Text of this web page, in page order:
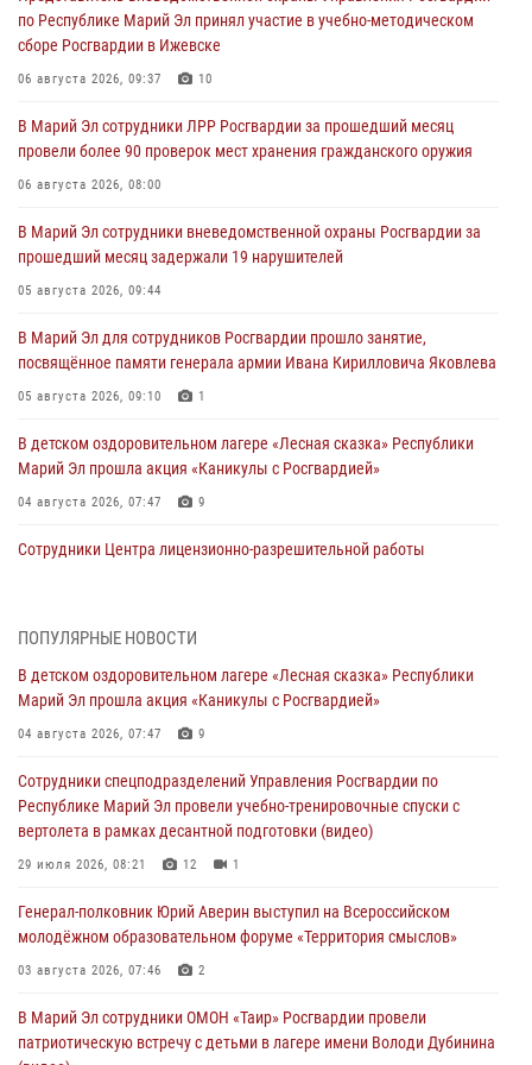
по Республике Марий Эл принял участие в учебно-методическом
сборе Росгвардии в Ижевске
06 августа 2026, 09:37 10
В Марий Эл сотрудники ЛРР Росгвардии за прошедший месяц
провели более 90 проверок мест хранения гражданского оружия
06 августа 2026, 08:00
В Марий Эл сотрудники вневедомственной охраны Росгвардии за
прошедший месяц задержали 19 нарушителей
05 августа 2026, 09:44
В Марий Эл для сотрудников Росгвардии прошло занятие,
посвящённое памяти генерала армии Ивана Кирилловича Яковлева
05 августа 2026, 09:10 1
В детском оздоровительном лагере «Лесная сказка» Республики
Марий Эл прошла акция «Каникулы с Росгвардией»
04 августа 2026, 07:47 9
Сотрудники Центра лицензионно-разрешительной работы
04 августа 2026, 06:46
В Йошкар-Оле для сотрудников Росгвардии провели занятие по
антикоррупционной тематике
04 августа 2026, 06:06 2
Генерал-полковник Юрий Аверин выступил на Всероссийском
молодёжном образовательном форуме «Территория смыслов»
03 августа 2026, 07:46
празднования Дня ВДВ и проведения матчевого турнира на Кубок
Раимкуля Малахбекова
03 августа 2026, 06:52 7
Центральная войсковая комендатура Росгвардии отмечает день
образования 2 августа
ПОПУЛЯРНЫЕ НОВОСТИ
В детском оздоровительном лагере «Лесная сказка» Республики
Марий Эл прошла акция «Каникулы с Росгвардией»
04 августа 2026, 07:47 9
Сотрудники спецподразделений Управления Росгвардии по
Республике Марий Эл провели учебно-тренировочные спуски с
вертолета в рамках десантной подготовки (видео)
29 июля 2026, 08:21 12 1
Генерал-полковник Юрий Аверин выступил на Всероссийском
молодёжном образовательном форуме «Территория смыслов»
03 августа 2026, 07:46 2
В Марий Эл сотрудники ОМОН «Таир» Росгвардии провели
патриотическую встречу с детьми в лагере имени Володи Дубинина